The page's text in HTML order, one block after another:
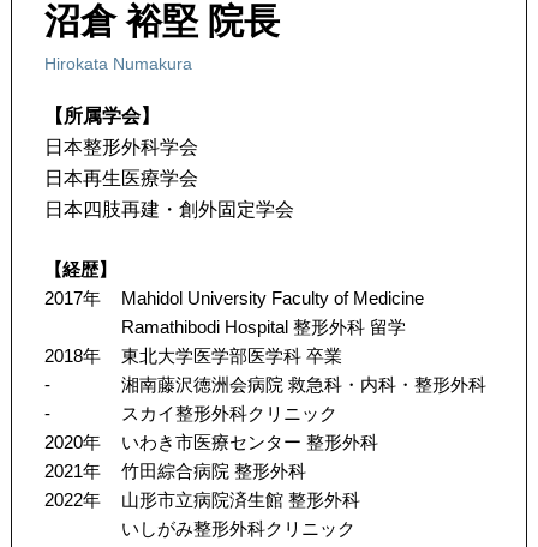
沼倉 裕堅 院長
Hirokata Numakura
【所属学会】
日本整形外科学会
日本再生医療学会
日本四肢再建・創外固定学会
【経歴】
2017年
Mahidol University Faculty of Medicine
Ramathibodi Hospital 整形外科 留学
2018年
東北大学医学部医学科 卒業
-
湘南藤沢徳洲会病院 救急科・内科・整形外科
-
スカイ整形外科クリニック
2020年
いわき市医療センター 整形外科
2021年
竹田綜合病院 整形外科
2022年
山形市立病院済生館 整形外科
いしがみ整形外科クリニック